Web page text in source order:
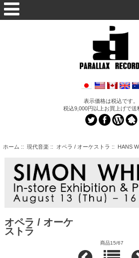
表示価格は税込です。
税込9,000円以上お買上げで送
ホーム :: 現代音楽 :: オペラ / オーケストラ :: HANS
オペラ / オーケ
ストラ
商品15/67